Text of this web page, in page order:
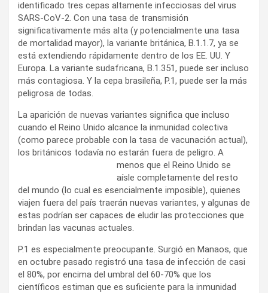
identificado tres cepas altamente infecciosas del virus
SARS-CoV-2. Con una tasa de transmisión
significativamente más alta (y potencialmente una tasa
de mortalidad mayor), la variante británica, B.1.1.7, ya se
está extendiendo rápidamente dentro de los EE. UU. Y
Europa. La variante sudafricana, B.1.351, puede ser incluso
más contagiosa. Y la cepa brasileña, P.1, puede ser la más
peligrosa de todas.
La aparición de nuevas variantes significa que incluso
cuando el Reino Unido alcance la inmunidad colectiva
(como parece probable con la tasa de vacunación actual),
los británicos todavía no estarán fuera de peligro. A
menos que el Reino Unido se
aísle completamente del resto
del mundo (lo cual es esencialmente imposible), quienes
viajen fuera del país traerán nuevas variantes, y algunas de
estas podrían ser capaces de eludir las protecciones que
brindan las vacunas actuales.
P.1 es especialmente preocupante. Surgió en Manaos, que
en octubre pasado registró una tasa de infección de casi
el 80%, por encima del umbral del 60-70% que los
científicos estiman que es suficiente para la inmunidad